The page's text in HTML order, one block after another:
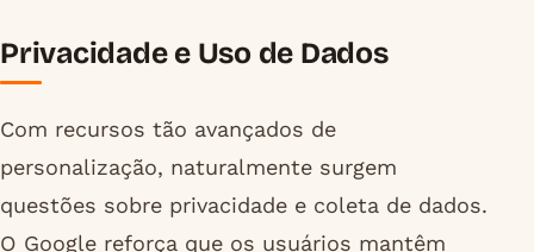
Privacidade e Uso de Dados
Com recursos tão avançados de
personalização, naturalmente surgem
questões sobre privacidade e coleta de dados.
O Google reforça que os usuários mantêm